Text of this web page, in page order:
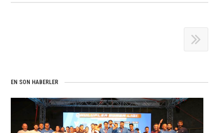
EN SON HABERLER